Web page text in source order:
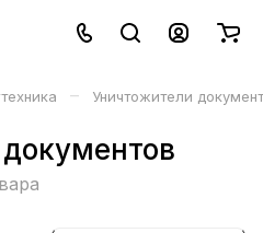
– Уничтожители